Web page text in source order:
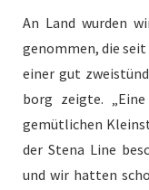
An Land wur­den
genom­men, die seit
ein­er gut
borg zeigte. „
gemütlichen
der Ste­na Line
und wir hat­ten